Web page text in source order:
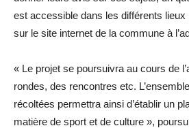
est accessible dans les différents
sur le site internet de la commune à
« Le projet se poursuivra au cours de
rondes, des rencontres etc.
récoltées permettra ainsi d’établir un
matière de sport et de culture »,